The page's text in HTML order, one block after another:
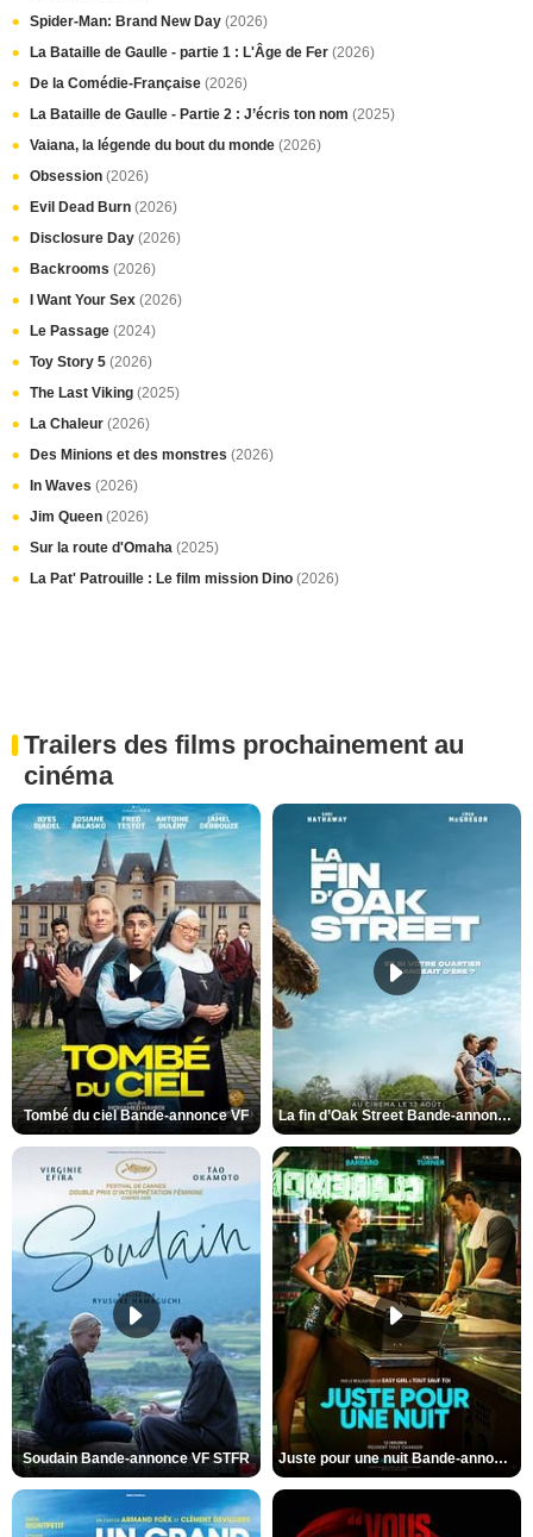
Spider-Man: Brand New Day (2026)
La Bataille de Gaulle - partie 1 : L'Âge de Fer (2026)
De la Comédie-Française (2026)
La Bataille de Gaulle - Partie 2 : J’écris ton nom (2025)
Vaiana, la légende du bout du monde (2026)
Obsession (2026)
Evil Dead Burn (2026)
Disclosure Day (2026)
Backrooms (2026)
I Want Your Sex (2026)
Le Passage (2024)
Toy Story 5 (2026)
The Last Viking (2025)
La Chaleur (2026)
Des Minions et des monstres (2026)
In Waves (2026)
Jim Queen (2026)
Sur la route d'Omaha (2025)
La Pat' Patrouille : Le film mission Dino (2026)
Trailers des films prochainement au
cinéma
Tombé du ciel Bande-annonce VF La fin d’Oak Street Bande-annonce VO STFR
Soudain Bande-annonce VF STFR Juste pour une nuit Bande-annonce VO STFR